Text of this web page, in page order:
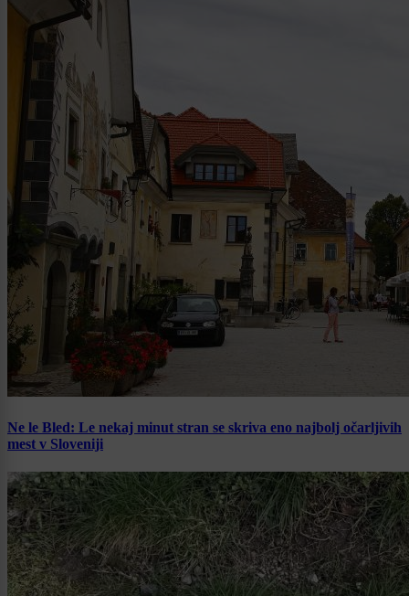
Ne le Bled: Le nekaj minut stran se skriva eno najbolj očarljivih
mest v Sloveniji